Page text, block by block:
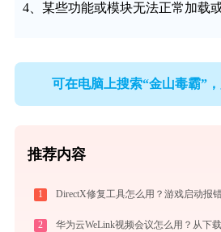
4、某些功能或模块无法正常加载或
可在电脑上搜索“金山毒霸”
推荐内容
1 DirectX修复工具怎么用？游戏启动报
2